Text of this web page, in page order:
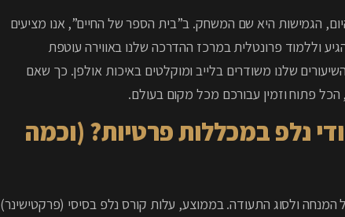
הגמישות היא שם המשחק. ב”בית הספר של החיים”, אנו מציעים
וללמוד פרונטלית במרכז ההדרכה שלנו באווירה עוטפת
שלנו משודרים בלייב ומוקלטים באיכות אולפן. כך שאם
פתוח וזמין עבורכם מכל מקום בעולם.
נלפ במכללות פרטיות? (וכמה
ולסוג התעודה. בממוצע, עלות קורס נלפ בסיסי (פרקטישינר)